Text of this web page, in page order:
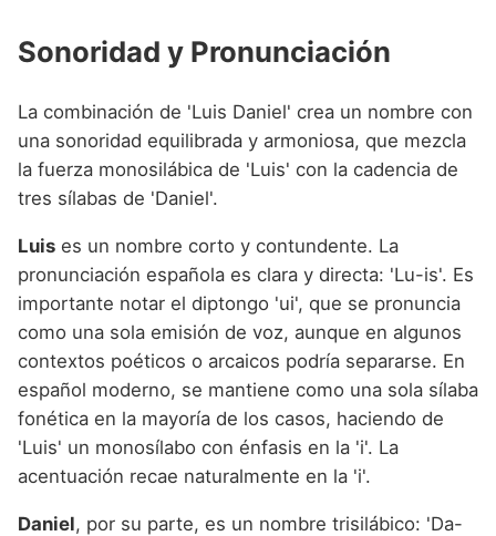
Sonoridad y Pronunciación
La combinación de 'Luis Daniel' crea un nombre con
una sonoridad equilibrada y armoniosa, que mezcla
la fuerza monosilábica de 'Luis' con la cadencia de
tres sílabas de 'Daniel'.
Luis es un nombre corto y contundente. La
pronunciación española es clara y directa: 'Lu-is'. Es
importante notar el diptongo 'ui', que se pronuncia
como una sola emisión de voz, aunque en algunos
contextos poéticos o arcaicos podría separarse. En
español moderno, se mantiene como una sola sílaba
fonética en la mayoría de los casos, haciendo de
'Luis' un monosílabo con énfasis en la 'i'. La
acentuación recae naturalmente en la 'i'.
Daniel, por su parte, es un nombre trisilábico: 'Da-